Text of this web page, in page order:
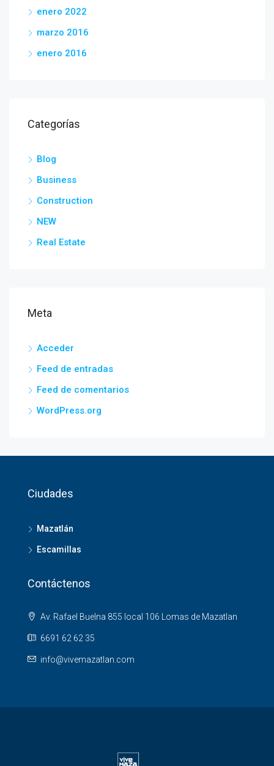
enero 2022
marzo 2016
enero 2016
Categorías
Blog
Business
Construction
NEW
Real Estate
Meta
Acceder
Feed de entradas
Feed de comentarios
WordPress.org
Ciudades
Mazatlán
Escamillas
Contáctenos
Av. Rafael Buelna 855 local 106 Lomas de Mazatlan
6691 62 62 35
info@vivemazatlan.com